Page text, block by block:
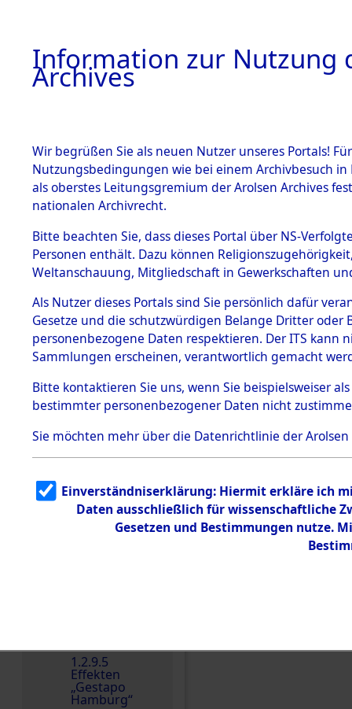
BESTÄNDE
1.
Inhaftierungsdoku
mente
1.2.9 Beim ITS
Effekten
1.2.9.1
Effekten aus
dem KZ
Dachau
Dokument
e
1.2.9.2
Effekten aus
dem KZ
Landesentsch
ädigungsamt
1.2.9.5
Effekten
„Gestapo
Hamburg“
0003
Einen Kommentar
Information zur Nutzung
Archives
Wir begrüßen Sie als neuen Nutzer unseres Portals!
Nutzungsbedingungen wie bei einem Archivbesuch
als oberstes Leitungsgremium der Arolsen Archives
nationalen Archivrecht.
Bitte beachten Sie, dass dieses Portal über NS-
Personen enthält. Dazu können
Weltanschauung, Mitgliedschaft in Gewerkschaften
Als Nutzer dieses Portals sind Sie persönlich dafür
Gesetze und die schutzwürdigen Belange Dritter
personenbezogene Daten respektieren. Der ITS
Sammlungen erscheinen, verantwortlich gemacht
Bitte kontaktieren Sie uns, wenn Sie beispielsweiser
bestimmter personenbezogener Daten nicht
Sie möchten mehr über die Datenrichtlinie der Arolsen
Einverständniserklärung: Hiermit erkläre ich
Daten ausschließlich für wissenschaftliche
Gesetzen und Bestimmungen nutze.